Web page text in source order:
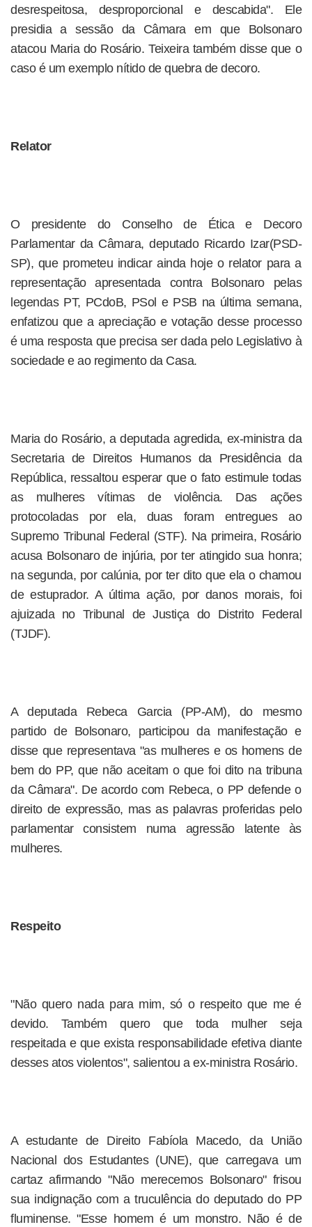
desrespeitosa, desproporcional e descabida". Ele
presidia a sessão da Câmara em que Bolsonaro
atacou Maria do Rosário. Teixeira também disse que o
caso é um exemplo nítido de quebra de decoro.
Relator
O presidente do Conselho de Ética e Decoro
Parlamentar da Câmara, deputado Ricardo Izar(PSD-
SP), que prometeu indicar ainda hoje o relator para a
representação apresentada contra Bolsonaro pelas
legendas PT, PCdoB, PSol e PSB na última semana,
enfatizou que a apreciação e votação desse processo
é uma resposta que precisa ser dada pelo Legislativo à
sociedade e ao regimento da Casa.
Maria do Rosário, a deputada agredida, ex-ministra da
Secretaria de Direitos Humanos da Presidência da
República, ressaltou esperar que o fato estimule todas
as mulheres vítimas de violência. Das ações
protocoladas por ela, duas foram entregues ao
Supremo Tribunal Federal (STF). Na primeira, Rosário
acusa Bolsonaro de injúria, por ter atingido sua honra;
na segunda, por calúnia, por ter dito que ela o chamou
de estuprador. A última ação, por danos morais, foi
ajuizada no Tribunal de Justiça do Distrito Federal
(TJDF).
A deputada Rebeca Garcia (PP-AM), do mesmo
partido de Bolsonaro, participou da manifestação e
disse que representava "as mulheres e os homens de
bem do PP, que não aceitam o que foi dito na tribuna
da Câmara". De acordo com Rebeca, o PP defende o
direito de expressão, mas as palavras proferidas pelo
parlamentar consistem numa agressão latente às
mulheres.
Respeito
"Não quero nada para mim, só o respeito que me é
devido. Também quero que toda mulher seja
respeitada e que exista responsabilidade efetiva diante
desses atos violentos", salientou a ex-ministra Rosário.
A estudante de Direito Fabíola Macedo, da União
Nacional dos Estudantes (UNE), que carregava um
cartaz afirmando "Não merecemos Bolsonaro" frisou
sua indignação com a truculência do deputado do PP
fluminense. "Esse homem é um monstro. Não é de